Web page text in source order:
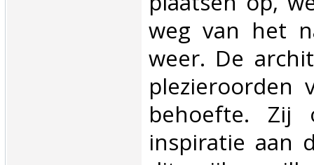
weg van het
weer. De
plezieroorden
behoefte. Zij
inspiratie aan